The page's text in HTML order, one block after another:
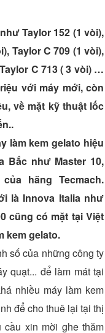
Taylor 152 (1 vòi),
Taylor C 709 (1 vòi),
C 713 ( 3 vòi) …
với máy mới, còn
về mặt kỹ thuật lốc
làm kem gelato hiệu
Bắc như Master 10,
hãng Tecmach.
là Innova Italia như
cũng có mặt tại Việt
kem gelato.
số của những công ty
quạt... để làm mát tại
nhiều máy làm kem
để cho thuê lại tại thị
xin mời ghe thăm